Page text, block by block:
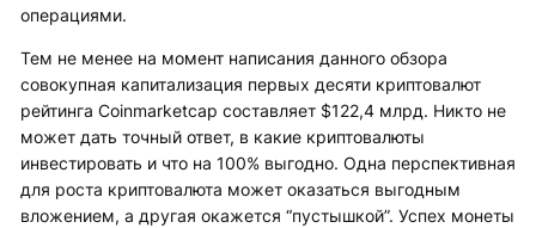
операциями.
Тем не менее на момент написания данного обзора
совокупная капитализация первых десяти криптовалют
рейтинга Coinmarketcap составляет $122,4 млрд. Никто не
может дать точный ответ, в какие криптовалюты
инвестировать и что на 100% выгодно. Одна перспективная
для роста криптовалюта может оказаться выгодным
вложением, а другая окажется “пустышкой”. Успех монеты